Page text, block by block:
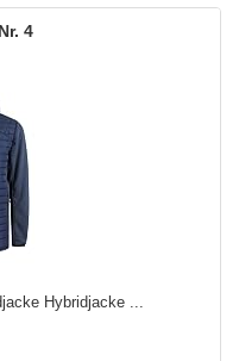
4
Hybridjacke ...